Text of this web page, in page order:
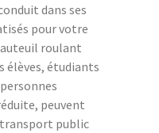
dans ses
pour votre
roulant
élèves, étudiants
peuvent
transport public